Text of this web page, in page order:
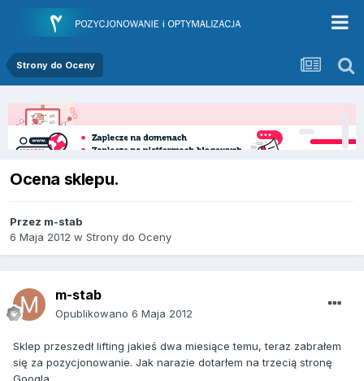
Strony do Oceny
Ocena sklepu.
Przez m-stab
6 Maja 2012 w Strony do Oceny
m-stab
Opublikowano 6 Maja 2012
Sklep przeszedł lifting jakieś dwa miesiące temu, teraz zabrałem
się za pozycjonowanie. Jak narazie dotarłem na trzecią stronę